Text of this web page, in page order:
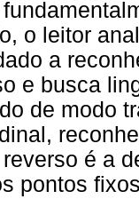
o leitor
a
e busca
de modo
é a
pontos